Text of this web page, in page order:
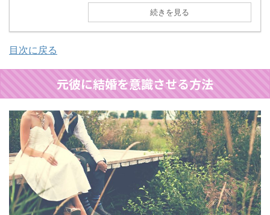
続きを見る
目次に戻る
元彼に結婚を意識させる方法